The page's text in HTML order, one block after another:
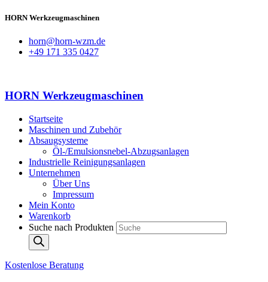
HORN Werkzeugmaschinen
horn@horn-wzm.de
+49 171 335 0427
HORN Werkzeugmaschinen
Startseite
Maschinen und Zubehör
Absaugsysteme
Öl-/Emulsionsnebel-Abzugsanlagen
Industrielle Reinigungsanlagen
Unternehmen
Über Uns
Impressum
Mein Konto
Warenkorb
Suche nach Produkten
Kostenlose Beratung